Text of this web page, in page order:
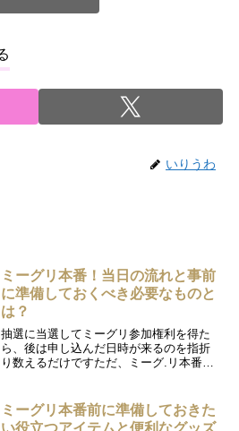
いりうわ
ミーグリ本番！当日の流れと事前
に準備しておくべき必要なものと
は？
抽選に当選してミーグリ参加権利を得た
ら、後は申し込んだ日時が来るのを指折
り数えるだけですただ、ミーグ.リ本番当
すとキリがありませんが、主要なものは
次の3つです。 for...
ミーグリ本番前に準備しておきた
い役立つアイテムと便利なグッズ